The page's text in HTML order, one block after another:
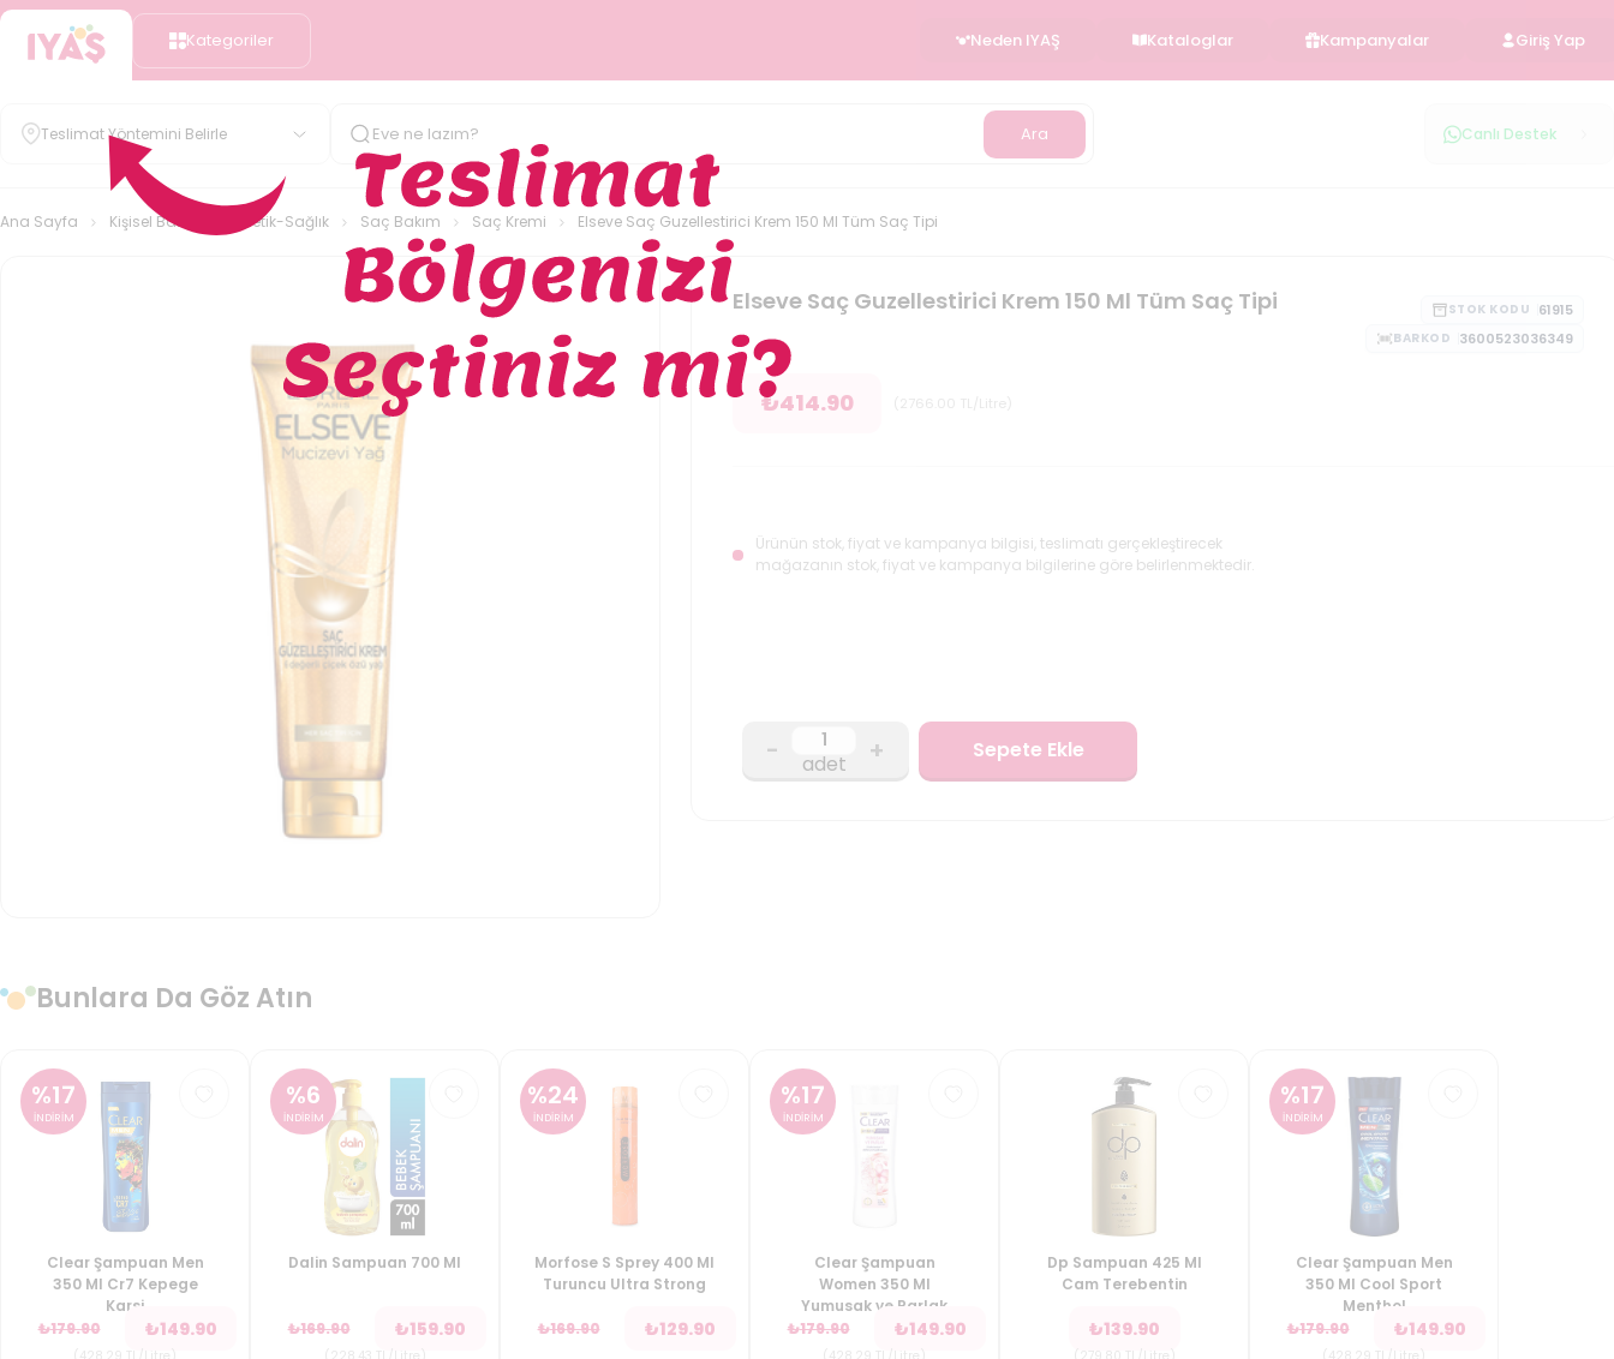
Kategoriler Neden IYAŞ Kataloglar Kampanyalar Giriş Yap
Teslimat Yöntemini Belirle Ara Canlı Destek
Ana Sayfa Kişisel Bakım-Kozmetik-Sağlık Saç Bakım Saç Kremi Elseve Saç Guzellestirici Krem 150 Ml Tüm Saç Tipi
Elseve Saç Guzellestirici Krem 150 Ml Tüm Saç Tipi STOK KODU 61915
BARKOD 3600523036349
₺414.90
Ürünün stok, fiyat ve kampanya bilgisi, teslimatı gerçekleştirecek
mağazanın stok, fiyat ve kampanya bilgilerine göre belirlenmektedir.
- adet + Sepete Ekle
Bunlara Da Göz Atın
%17
İNDİRİM
Clear Şampuan Men
350 Ml Cr7 Kepege
Karsi
₺179.90 ₺149.90
%6
İNDİRİM
Dalin Sampuan 700 Ml
₺169.90 ₺159.90
%24
İNDİRİM
Morfose S Sprey 400 Ml
Turuncu Ultra Strong
₺169.90 ₺129.90
%17
İNDİRİM
Clear Şampuan
Women 350 Ml
Yumusak ve Parlak
₺179.90 ₺149.90
Dp Sampuan 425 Ml
Cam Terebentin
₺139.90
%17
İNDİRİM
Clear Şampuan Men
350 Ml Cool Sport
Menthol
₺179.90 ₺149.90